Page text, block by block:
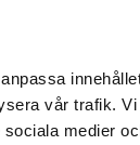
vår trafik.
medier